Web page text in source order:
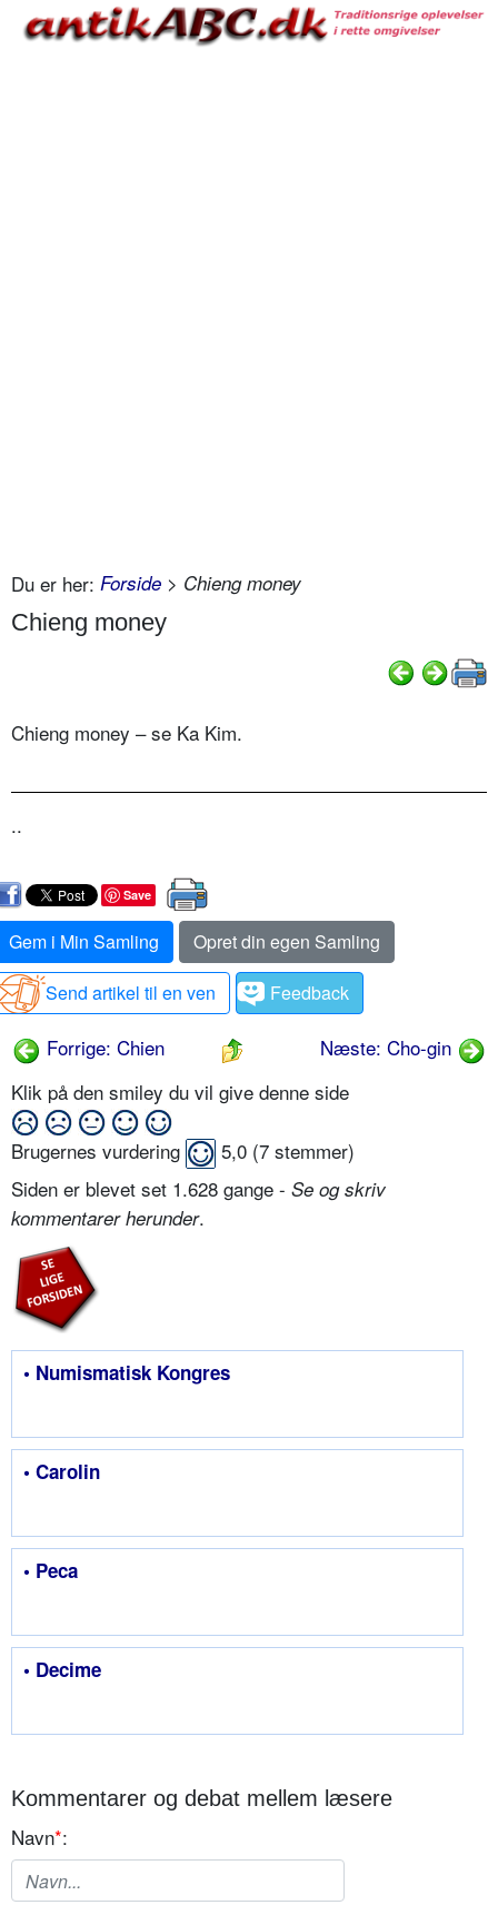
Du er her: Forside > Chieng money
Chieng money
Chieng money – se Ka Kim.
..
Save
Gem i Min Samling
Opret din egen Samling
Send artikel til en ven
Feedback
Forrige: Chien
Næste: Cho-gin
Klik på den smiley du vil give denne side
Brugernes vurdering 5,0 (7 stemmer)
Siden er blevet set 1.628 gange - Se og skriv
kommentarer herunder.
• Numismatisk Kongres
• Carolin
• Peca
• Decime
Kommentarer og debat mellem læsere
Navn*: